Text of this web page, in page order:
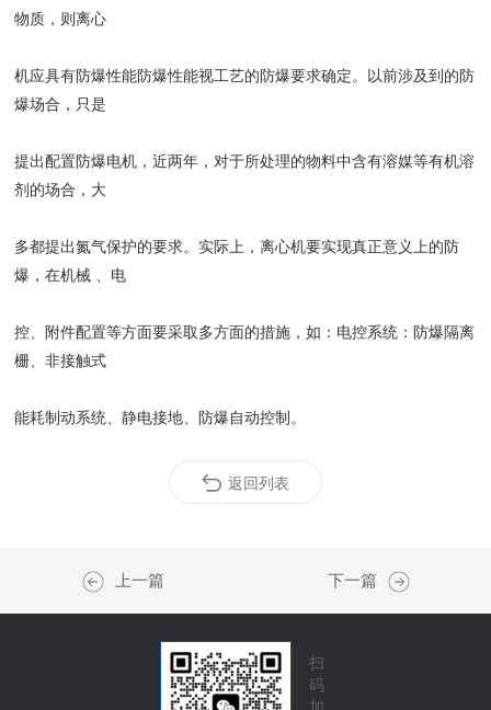
物质，则离心
机应具有防爆性能防爆性能视工艺的防爆要求确定。以前涉及到的防
爆场合，只是
提出配置防爆电机，近两年，对于所处理的物料中含有溶媒等有机溶
剂的场合，大
多都提出氮气保护的要求。实际上，离心机要实现真正意义上的防
爆，在机械 、电
控、附件配置等方面要采取多方面的措施，如：电控系统：防爆隔离
栅、非接触式
能耗制动系统、静电接地、防爆自动控制。
返回列表
上一篇 下一篇
扫
码